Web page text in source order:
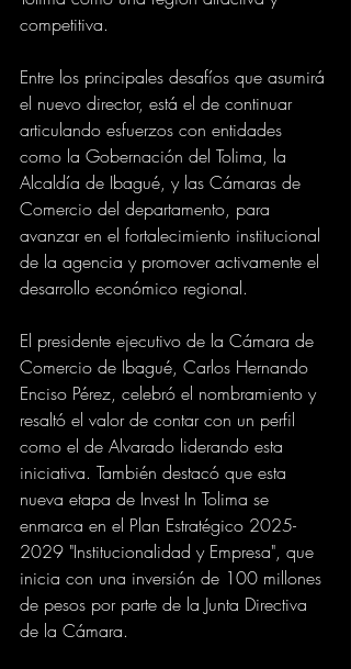
competitiva.
Entre los principales desafíos que asumirá
el nuevo director, está el de continuar
articulando esfuerzos con entidades
como la Gobernación del Tolima, la
Alcaldía de Ibagué, y las Cámaras de
Comercio del departamento, para
avanzar en el fortalecimiento institucional
de la agencia y promover activamente el
desarrollo económico regional.
El presidente ejecutivo de la Cámara de
Comercio de Ibagué, Carlos Hernando
Enciso Pérez, celebró el nombramiento y
resaltó el valor de contar con un perfil
como el de Alvarado liderando esta
iniciativa. También destacó que esta
nueva etapa de Invest In Tolima se
enmarca en el Plan Estratégico 2025-
2029 "Institucionalidad y Empresa", que
inicia con una inversión de 100 millones
de pesos por parte de la Junta Directiva
de la Cámara.